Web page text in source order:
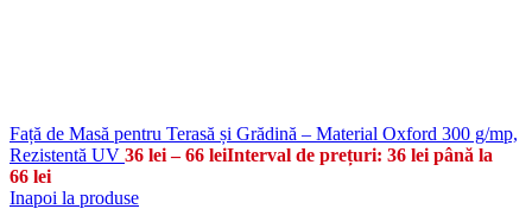
Față de Masă pentru Terasă și Grădină – Material Oxford 300 g/mp,
Rezistentă UV 36 lei – 66 leiInterval de prețuri: 36 lei până la
66 lei
Inapoi la produse